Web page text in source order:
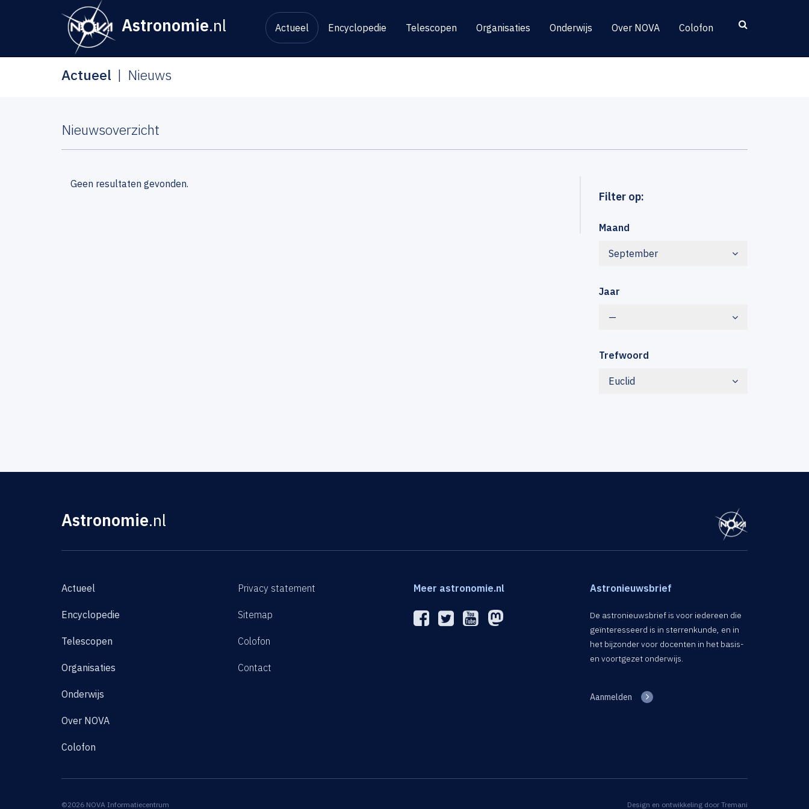
Astronomie.nl Actueel Encyclopedie Telescopen Organisaties Onderwijs Over NOVA Colofon
Actueel Nieuws
Nieuwsoverzicht
Filter op:
Maand
September
Jaar
—
Trefwoord
Euclid
Geen resultaten gevonden.
Astronomie.nl
Actueel
Encyclopedie
Telescopen
Organisaties
Onderwijs
Over NOVA
Colofon
Privacy statement
Sitemap
Colofon
Contact
Meer astronomie.nl Astronieuwsbrief
De astronieuwsbrief is voor iedereen die
geïnteresseerd is in sterrenkunde, en in
het bijzonder voor docenten in het basis-
en voortgezet onderwijs.
Aanmelden
©2026 NOVA Informatiecentrum Design en ontwikkeling door Tremani